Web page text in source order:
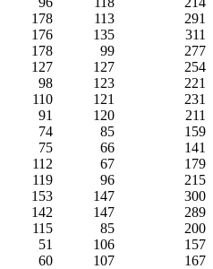
178 113
291
176 135
311
178 99
277
127 127
254
98 123
221
110 121
231
91 120
211
74 85
159
75 66
141
112 67
179
119 96
215
153 147
300
142 147
289
115 85
200
51 106
157
60 107 167